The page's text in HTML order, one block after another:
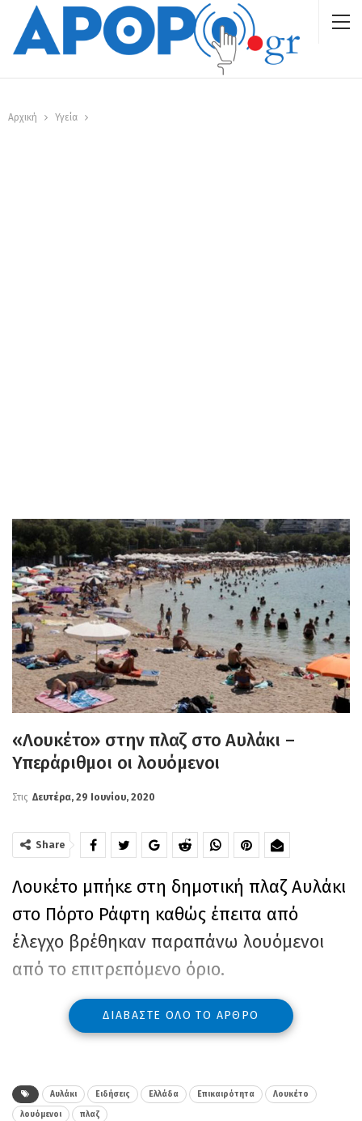
Αρχική Υγεία
«Λουκέτο» στην πλαζ στο Αυλάκι –
Υπεράριθμοι οι λουόμενοι
Στις Δευτέρα, 29 Ιουνίου, 2020
Share
Λουκέτο μπήκε στη δημοτική πλαζ Αυλάκι
στο Πόρτο Ράφτη καθώς έπειτα από
έλεγχο βρέθηκαν παραπάνω λουόμενοι
από το επιτρεπόμενο όριο.
άλλα τέσσερα καταστήματα
ΔΙΑΒΆΣΤΕ ΌΛΟ ΤΟ ΆΡΘΡΟ
Αυλάκι Ειδήσεις Ελλάδα Επικαιρότητα Λουκέτο
λουόμενοι πλαζ